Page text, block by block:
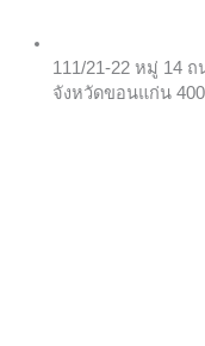
111/21-22 หมู่ 14
จังหวัดขอนแก่น